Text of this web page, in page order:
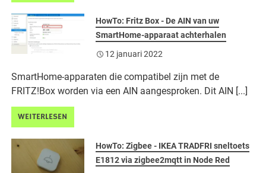
HowTo: Fritz Box - De AIN van uw
SmartHome-apparaat achterhalen
12 januari 2022
SmartHome-apparaten die compatibel zijn met de
FRITZ!Box worden via een AIN aangesproken. Dit AIN [...]
WEITERLESEN
HowTo: Zigbee - IKEA TRADFRI sneltoets
E1812 via zigbee2mqtt in Node Red